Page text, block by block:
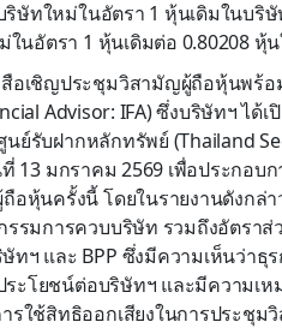
ษัทใหม่ในอัตรา 1 หุ้นเดิมในบริษั
นอัตรา 1 หุ้นเดิมต่อ 0.80208 หุ้
อเชิญประชุมวิสามัญผู้ถือหุ้นพร้อ
Advisor: IFA) ซึ่งบริษัทฯ ได้เ
ย์รับฝากหลักทรัพย์ (Thailand
13 มกราคม 2569 เพื่อประกอบ
หุ้นครั้งนี้ โดยในรายงานดังกล่
รมการควบบริษัท รวมถึงอัตรา
ฯ และ BPP ซึ่งมีความเห็นว่าธุ
ะโยชน์ต่อบริษัทฯ และมีความเ
รใช้สิทธิออกเสียงในการประชุ